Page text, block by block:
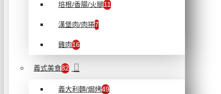
培根/香腸/火腿11
漢堡肉/肉捲7
雞肉16
義式美食82
義大利麵/焗烤49